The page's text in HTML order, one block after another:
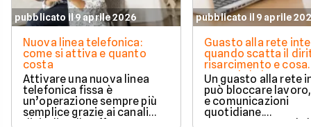
pubblicato il 9 aprile 2026
Nuova linea telefonica:
come si attiva e quanto
costa
Attivare una nuova linea
telefonica fissa è
un’operazione sempre più
semplice grazie ai canali
pubblicato il 9 aprile
Guasto alla rete
quando scatta il
risarcimento e cosa
prevede la legge
Un guasto alla rete
può bloccare
e comunicazioni
quotidiane.